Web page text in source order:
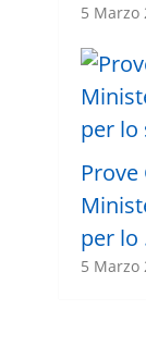
5 Marzo
per lo
5 Marzo